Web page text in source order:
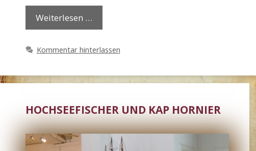
Weiterlesen …
Kommentar hinterlassen
HOCHSEEFISCHER UND KAP HORNIER